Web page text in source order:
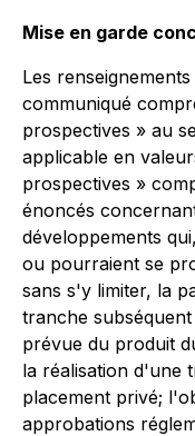
Mise en garde
Les
communiqué
prospectives » au
applicable en
prospectives »
énoncés
développements
ou pourraient se
sans s'y limiter, la
tranche
prévue du produit
la réalisation d'une
placement privé;
approbations